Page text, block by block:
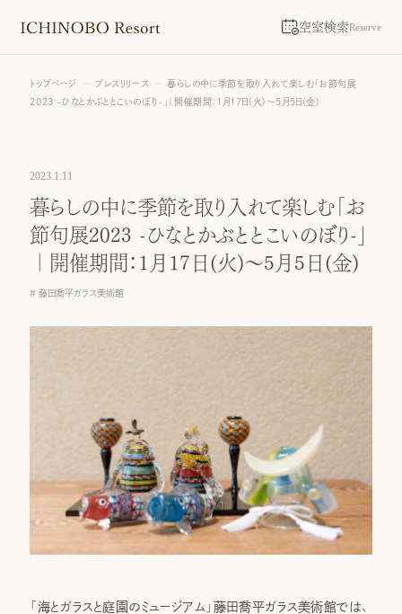
空室検索Reserve
トップページ プレスリリース
暮らしの中に季節を取り入れて楽しむ「お節句展
2023 -ひなとかぶととこいのぼり-」｜開催期間：1月17日(火)～5月5日(金)
2023.1.11
暮らしの中に季節を取り入れて楽しむ「お
節句展2023 -ひなとかぶととこいのぼり-」
｜開催期間：1月17日(火)～5月5日(金)
藤田喬平ガラス美術館
「海とガラスと庭園のミュージアム」藤田喬平ガラス美術館では、